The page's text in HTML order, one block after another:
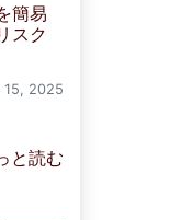
簡易
スク
15, 2025
と読む